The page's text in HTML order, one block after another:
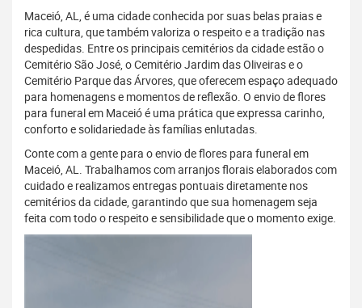
Maceió, AL, é uma cidade conhecida por suas belas praias e
rica cultura, que também valoriza o respeito e a tradição nas
despedidas. Entre os principais cemitérios da cidade estão o
Cemitério São José, o Cemitério Jardim das Oliveiras e o
Cemitério Parque das Árvores, que oferecem espaço adequado
para homenagens e momentos de reflexão. O envio de flores
para funeral em Maceió é uma prática que expressa carinho,
conforto e solidariedade às famílias enlutadas.
Conte com a gente para o envio de flores para funeral em
Maceió, AL. Trabalhamos com arranjos florais elaborados com
cuidado e realizamos entregas pontuais diretamente nos
cemitérios da cidade, garantindo que sua homenagem seja
feita com todo o respeito e sensibilidade que o momento exige.